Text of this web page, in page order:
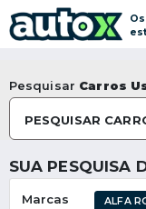
Pesquisar Carros
PESQUISAR
SUA PESQUISA
Marcas ALFA